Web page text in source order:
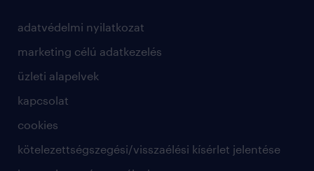
adatvédelmi nyilatkozat
marketing célú adatkezelés
üzleti alapelvek
kapcsolat
cookies
kötelezettségszegési/visszaélési kísérlet jelentése